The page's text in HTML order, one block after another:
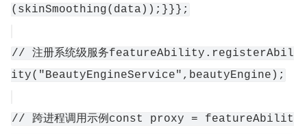
(skinSmoothing(data));}}};
// 注册系统级服务featureAbility.registerAbil
ity("BeautyEngineService",beautyEngine);
// 跨进程调用示例const proxy = featureAbilit